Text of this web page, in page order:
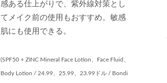
感ある仕上がりで、紫外線対策とし
てメイク前の使用もおすすめ。敏感
肌にも使用できる。
(SPF50 + ZINC Mineral Face Lotion、Face Fluid、
Body Lotion / 24.99、25.99、23.99ドル / Bondi